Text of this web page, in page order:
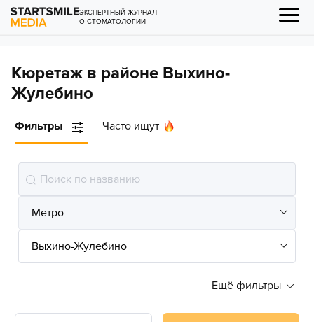
ЭКСПЕРТНЫЙ ЖУРНАЛ
О СТОМАТОЛОГИИ
Кюретаж в районе Выхино-
Жулебино
Фильтры Часто ищут
Ещё фильтры